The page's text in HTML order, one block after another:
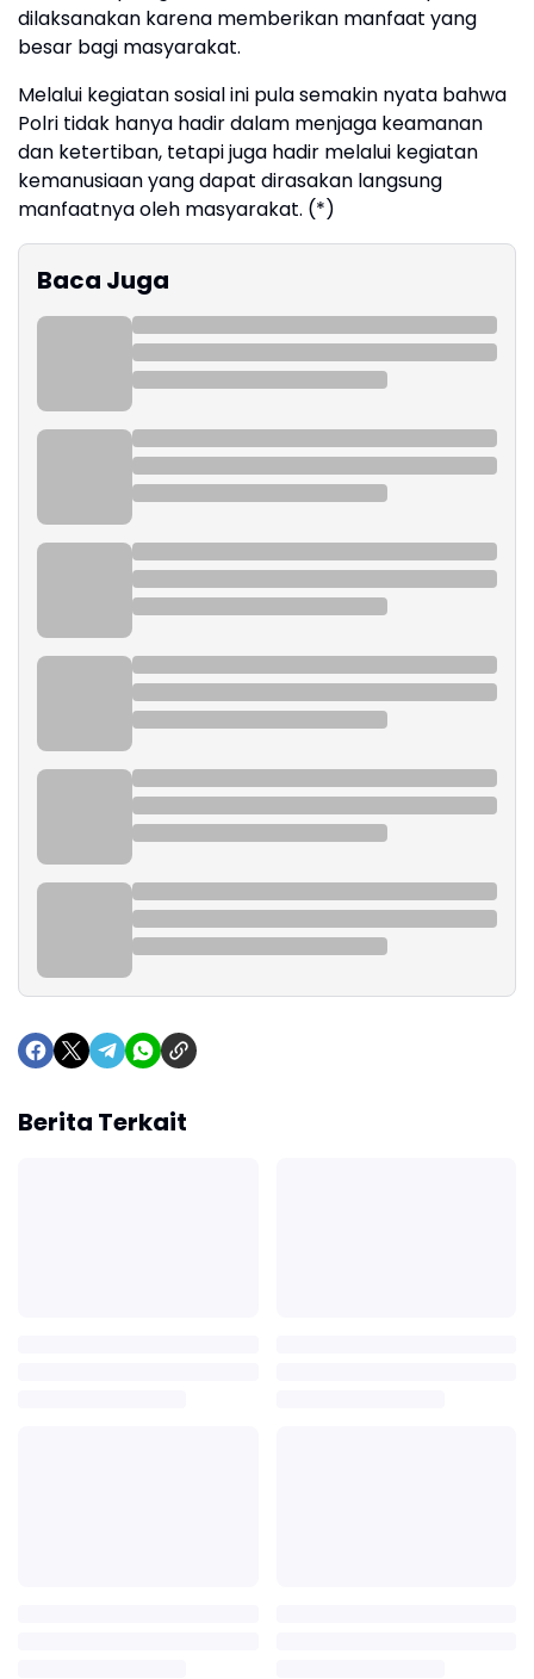
dilaksanakan karena memberikan manfaat yang
besar bagi masyarakat.
Melalui kegiatan sosial ini pula semakin nyata bahwa
Polri tidak hanya hadir dalam menjaga keamanan
dan ketertiban, tetapi juga hadir melalui kegiatan
kemanusiaan yang dapat dirasakan langsung
manfaatnya oleh masyarakat. (*)
Baca Juga
Berita Terkait